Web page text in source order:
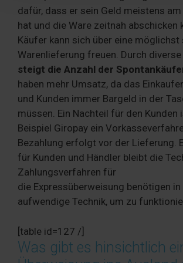
haben oder die sie im Rahmen Ihrer
gesammelt haben. Sie geben
Cookies, wenn Sie unsere Webseite
dafür, dass er sein Geld meistens am
hat und die Ware zeitnah abschicken
Käufer kann sich über eine möglichst
Warenlieferung freuen. Durch
steigt die Anzahl der
haben mehr Umsatz, da das
und Kunden immer Bargeld in der
müssen. Ein Nachteil für den Kunden
Beispiel Giropay ein
Bezahlung erfolgt vor der Lieferung.
für Kunden und Händler bleibt die
Zahlungsverfahren für
die Expressüberweisung benötigen in
aufwendige Technik, um zu
[table id=127 /]
Was gibt es hinsichtlich